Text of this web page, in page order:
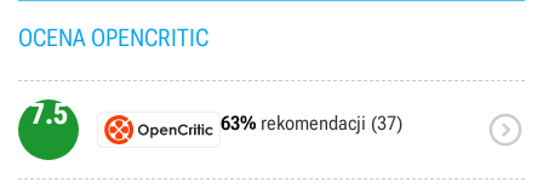
OCENA OPENCRITIC
7.5 63% rekomendacji (37) 